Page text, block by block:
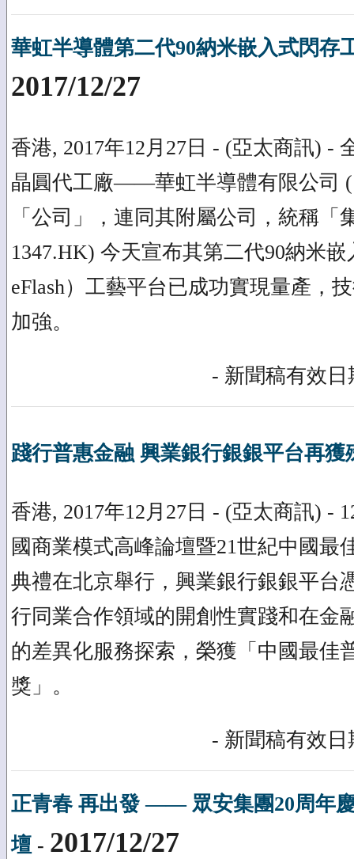
華虹半導體第二代90納米嵌入式閃存
2017/12/27
香港, 2017年12月27日 - (亞太商訊) -
晶圓代工廠——華虹半導體有限公司
「公司」，連同其附屬公司，統稱「
1347.HK) 今天宣布其第二代90納米嵌
eFlash）工藝平台已成功實現量產，
加強。
- 新聞稿有效日
踐行普惠金融 興業銀行銀銀平台再獲
香港, 2017年12月27日 - (亞太商訊) -
國商業模式高峰論壇暨21世紀中國最
典禮在北京舉行，興業銀行銀銀平台
行同業合作領域的開創性實踐和在金
的差異化服務探索，榮獲「中國最佳
獎」。
- 新聞稿有效日
正青春 再出發 —— 眾安集團20周年
壇 - 2017/12/27